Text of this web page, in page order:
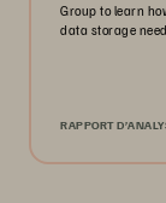
Group to learn
data storage
RAPPORT